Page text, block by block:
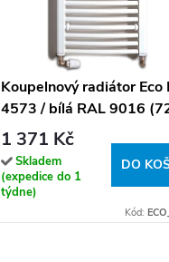
Koupelnový radiátor Eco
4573 / bílá RAL 9016
cm)
1 371 Kč
Skladem
(expedice do 1
týdne)
DO
Kód: